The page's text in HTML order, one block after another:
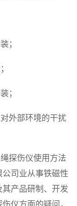
；
；
外部环境的干扰
探伤仪使用方法
司业从事铁磁性
产品研制、开发